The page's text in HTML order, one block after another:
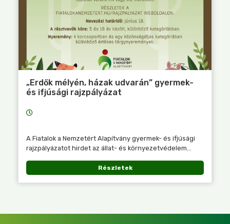
„Erdők mélyén, házak udvarán” gyermek-
és ifjúsági rajzpályázat
A Fiatalok a Nemzetért Alapítvány gyermek- és ifjúsági
rajzpályázatot hirdet az állat- és környezetvédelem...
Részletek